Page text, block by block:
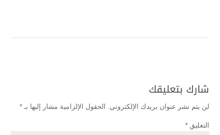
شارك بتعليقك
لن يتم نشر عنوان بريدك الإلكتروني. الحقول الإلزامية مشار إليها بـ *
التعليق *